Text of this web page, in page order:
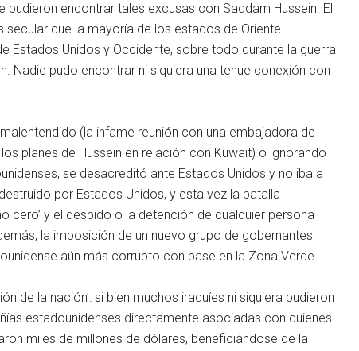
encontrar tales excusas con Saddam Hussein. El
que la mayoría de los estados de Oriente
Estados Unidos y Occidente, sobre todo durante la guerra
Nadie pudo encontrar ni siquiera una tenue conexión con
(la infame reunión con una embajadora de
planes de Hussein en relación con Kuwait) o ​​ignorando
se desacreditó ante Estados Unidos y no iba a
por Estados Unidos, y esta vez la batalla
cero’ y el despido o la detención de cualquier persona
la imposición de un nuevo grupo de gobernantes
aún más corrupto con base en la Zona Verde.
de la nación’: si bien muchos iraquíes ni siquiera pudieron
estadounidenses directamente asociadas con quienes
miles de millones de dólares, beneficiándose de la